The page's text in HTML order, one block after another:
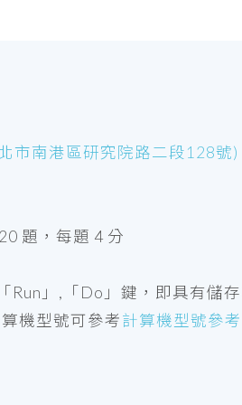
市南港區研究院路二段128號)
題，每題 4 分
」,「Do」鍵，即具有儲存
機型號可參考計算機型號參